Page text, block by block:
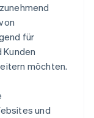
für
Kunden
möchten.
und